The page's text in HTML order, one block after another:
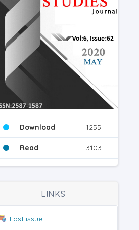
Download 1255
Read 3103
LINKS
Last issue